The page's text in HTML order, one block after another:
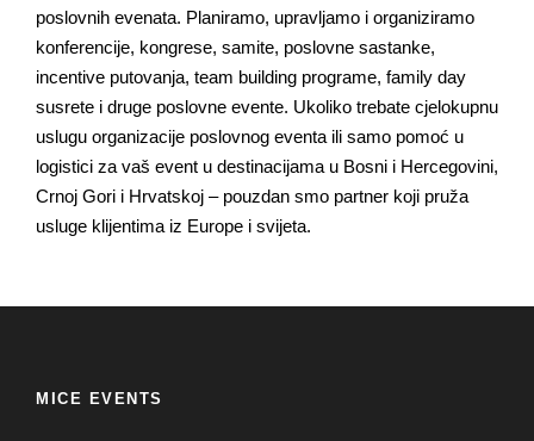
poslovnih evenata. Planiramo, upravljamo i organiziramo
konferencije, kongrese, samite, poslovne sastanke,
incentive putovanja, team building programe, family day
susrete i druge poslovne evente. Ukoliko trebate cjelokupnu
uslugu organizacije poslovnog eventa ili samo pomoć u
logistici za vaš event u destinacijama u Bosni i Hercegovini,
Crnoj Gori i Hrvatskoj – pouzdan smo partner koji pruža
usluge klijentima iz Europe i svijeta.
MICE EVENTS